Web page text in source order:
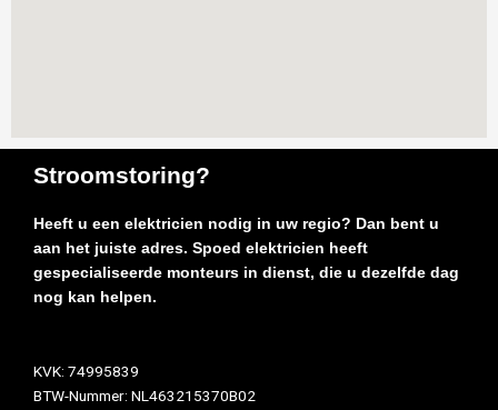
Stroomstoring?
Heeft u een elektricien nodig in uw regio? Dan bent u
aan het juiste adres. Spoed elektricien heeft
gespecialiseerde monteurs in dienst, die u dezelfde dag
nog kan helpen.
KVK: 74995839
BTW-Nummer: NL463215370B02